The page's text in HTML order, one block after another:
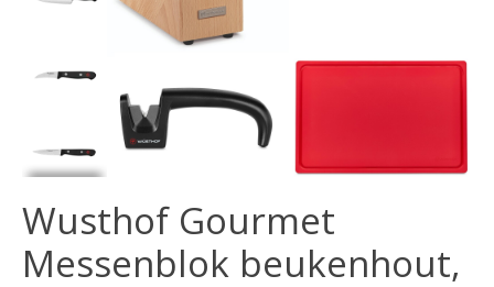
Wusthof Gourmet
Messenblok beukenhout,